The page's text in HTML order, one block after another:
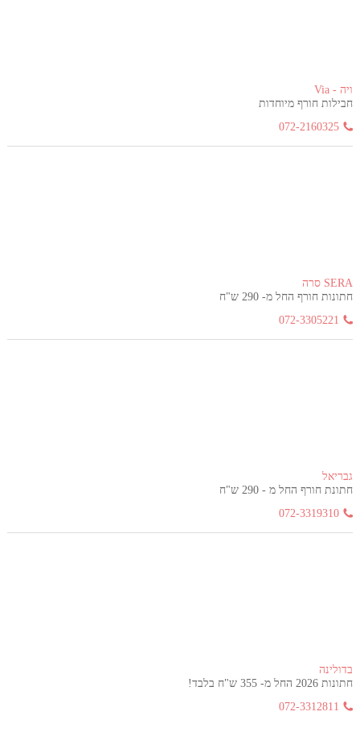
ויה - Via
חבילות חורף מיוחדות
072-2160325
SERA סרה
חתונות חורף החל מ- 290 ש"ח
072-3305221
גבריאל
חתונת חורף החל מ - 290 ש"ח
072-3319310
בדולינה
חתונות 2026 החל מ- 355 ש"ח בלבד!
072-3312811